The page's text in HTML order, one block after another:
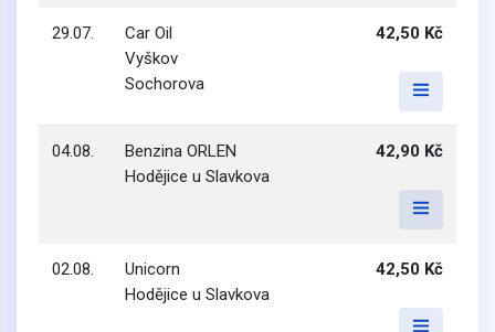
29.07.
Car Oil
Vyškov
Sochorova
42,50 Kč
04.08.
Benzina ORLEN
Hodějice u Slavkova
42,90 Kč
02.08.
Unicorn
Hodějice u Slavkova
42,50 Kč